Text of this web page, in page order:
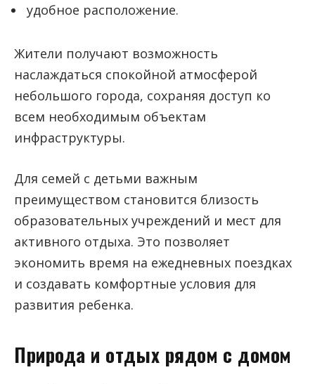
удобное расположение.
Жители получают возможность
наслаждаться спокойной атмосферой
небольшого города, сохраняя доступ ко
всем необходимым объектам
инфраструктуры.
Для семей с детьми важным
преимуществом становится близость
образовательных учреждений и мест для
активного отдыха. Это позволяет
экономить время на ежедневных поездках
и создавать комфортные условия для
развития ребенка.
Природа и отдых рядом с домом